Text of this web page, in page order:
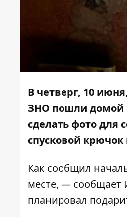
В четверг, 10
ЗНО пошли домой
сделать фото для
спусковой крючок
Как сообщил
месте, — сообщает
планировал